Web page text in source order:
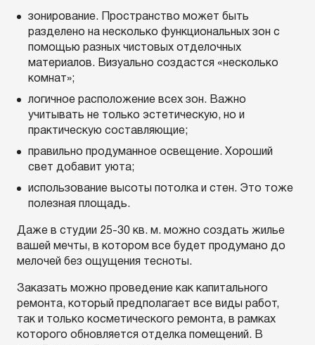
зонирование. Пространство может быть
разделено на несколько функциональных зон с
помощью разных чистовых отделочных
материалов. Визуально создастся «несколько
комнат»;
логичное расположение всех зон. Важно
учитывать не только эстетическую, но и
практическую составляющие;
правильно продуманное освещение. Хороший
свет добавит уюта;
использование высоты потолка и стен. Это тоже
полезная площадь.
Даже в студии 25-30 кв. м. можно создать жилье
вашей мечты, в котором все будет продумано до
мелочей без ощущения тесноты.
Заказать можно проведение как капитального
ремонта, который предполагает все виды работ,
так и только косметического ремонта, в рамках
которого обновляется отделка помещений. В